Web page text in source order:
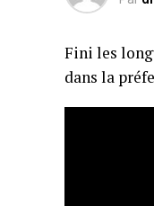
Fini les
dans la